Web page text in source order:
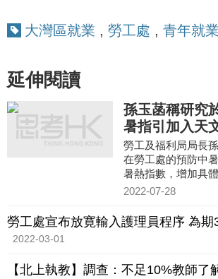
大灣區就業 , 勞工處 , 青年就業
延伸閱讀
孫玉菡稱研究
暑指引加入天
勞工及福利局局長
在勞工處的預防中
暑熱指數，增加具
快與持份者討論。
2022-07-28
勞工處宣布放寛輸入護理員程序 為期
2022-03-01
【北上執教】調查：不足10%教師了